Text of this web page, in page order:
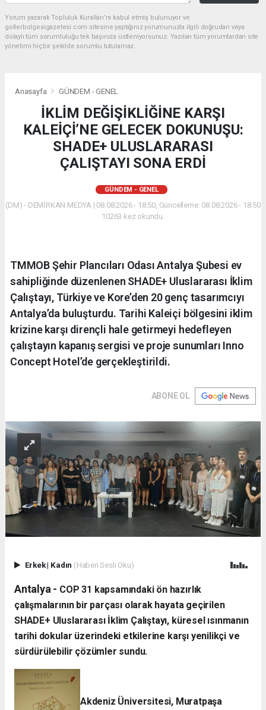
Yorum yazarak Topluluk Kuralları’nı kabul etmiş bulunuyor ve
gollerbolgesigazetesi.com sitesine yaptığınız yorumunuzla ilgili doğrudan veya
dolaylı tüm sorumluluğu tek başınıza üstleniyorsunuz. Yazılan tüm yorumlardan site
yönetimi hiçbir şekilde sorumlu tutulamaz.
Anasayfa GÜNDEM - GENEL
İKLİM DEĞİŞİKLİĞİNE KARŞI
KALEİÇİ’NE GELECEK DOKUNUŞU:
SHADE+ ULUSLARARASI
ÇALIŞTAYI SONA ERDİ
GÜNDEM - GENEL
(DM) - DEMİRKAN MEDYA | 08.08.2026 - 18:50, Güncelleme: 08.08.2026 - 18:50
10263 kez okundu.
​TMMOB Şehir Plancıları Odası Antalya Şubesi ev
sahipliğinde düzenlenen SHADE+ Uluslararası İklim
Çalıştayı, Türkiye ve Kore’den 20 genç tasarımcıyı
Antalya’da buluşturdu. Tarihi Kaleiçi bölgesini iklim
krizine karşı dirençli hale getirmeyi hedefleyen
çalıştayın kapanış sergisi ve proje sunumları Inno
Concept Hotel’de gerçekleştirildi.
ABONE OL
Erkek| Kadın (Haberi Sesli Oku)
Antalya - ​COP 31 kapsamındaki ön hazırlık
çalışmalarının bir parçası olarak hayata geçirilen
SHADE+ Uluslararası İklim Çalıştayı, küresel ısınmanın
tarihi dokular üzerindeki etkilerine karşı yenilikçi ve
sürdürülebilir çözümler sundu.
Akdeniz Üniversitesi, Muratpaşa